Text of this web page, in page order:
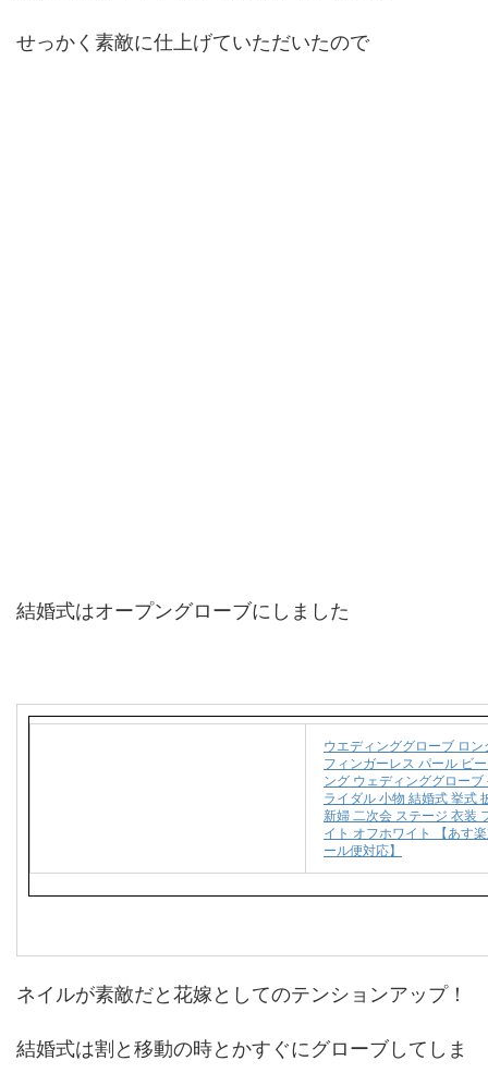
せっかく素敵に仕上げていただいたので
結婚式はオープングローブにしました
ウエディンググローブ ロン
フィンガーレス パール ビ
ング ウェディンググローブ
ライダル 小物 結婚式 挙式
新婦 二次会 ステージ 衣装
イト オフホワイト 【あす
ール便対応】
ネイルが素敵だと花嫁としてのテンションアップ！
結婚式は割と移動の時とかすぐにグローブしてしま